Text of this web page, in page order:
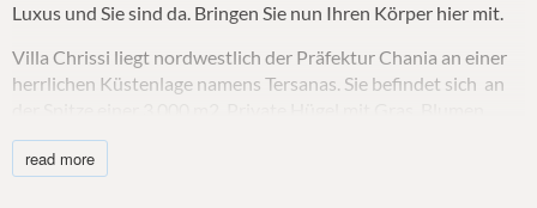
Luxus und Sie sind da. Bringen Sie nun Ihren Körper hier mit.
Villa Chrissi liegt nordwestlich der Präfektur Chania an einer
herrlichen Küstenlage namens Tersanas. Sie befindet sich an
Sträuchern, Kräutern und anderen einheimischen Pflanzen
sind gepflanzt; Eine idyllische Lage.
read more